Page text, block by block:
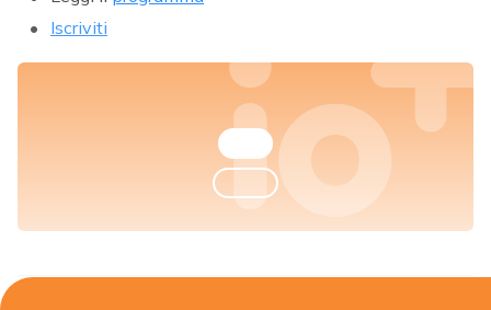
Iscriviti